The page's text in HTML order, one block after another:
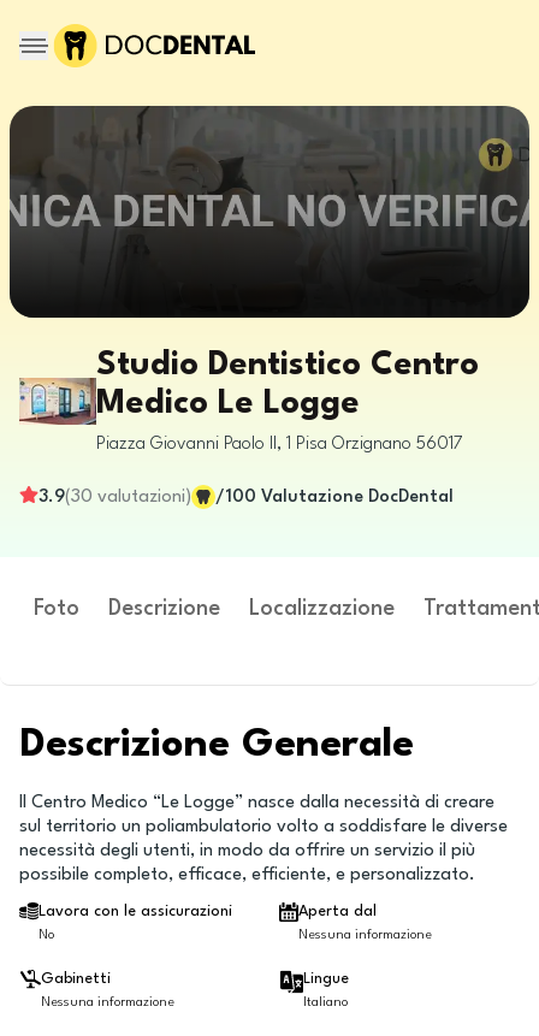
Studio Dentistico Centro
Medico Le Logge
Piazza Giovanni Paolo II, 1 Pisa Orzignano 56017
3.9(30 valutazioni) /100 Valutazione DocDental
Foto Descrizione Localizzazione
Descrizione Generale
Il Centro Medico “Le Logge” nasce dalla necessità di creare
sul territorio un poliambulatorio volto a soddisfare le diverse
necessità degli utenti, in modo da offrire un servizio il più
possibile completo, efficace, efficiente, e personalizzato.
Lavora con le assicurazioni
No
Aperta dal
Nessuna informazione
Gabinetti
Nessuna informazione
Lingue
Italiano